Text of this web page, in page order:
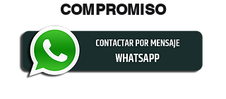
COMPROMISO